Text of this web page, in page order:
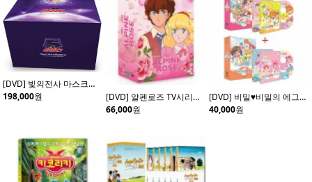
[DVD] 빛의전사 마스크맨 초회 한정판 (20disc)
198,000원
[DVD] 알펜로즈 TV시리즈 (4disc)
66,000원
[DVD] 비밀♥비밀의 에그엔젤 코코밍 Vol.1+ Vol.2 (4disc)
40,000원